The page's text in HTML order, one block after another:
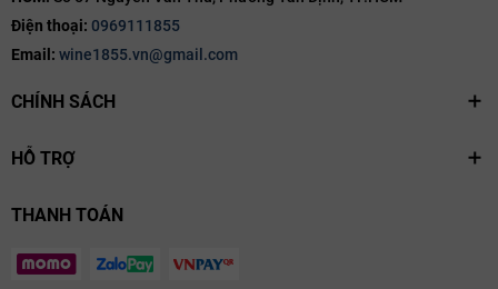
Điện thoại: 0969111855
Email: wine1855.vn@gmail.com
CHÍNH SÁCH
HỖ TRỢ
THANH TOÁN